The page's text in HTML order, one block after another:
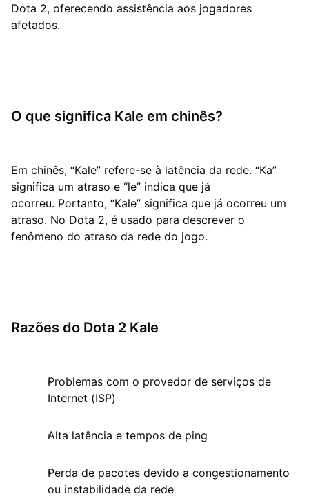
Dota 2, oferecendo assistência aos jogadores
afetados.
O que significa Kale em chinês?
Em chinês, “Kale” refere-se à latência da rede. “Ka”
significa um atraso e “le” indica que já
ocorreu. Portanto, “Kale” significa que já ocorreu um
atraso. No Dota 2, é usado para descrever o
fenômeno do atraso da rede do jogo.
Razões do Dota 2 Kale
Problemas com o provedor de serviços de
Internet (ISP)
Alta latência e tempos de ping
Perda de pacotes devido a congestionamento
ou instabilidade da rede